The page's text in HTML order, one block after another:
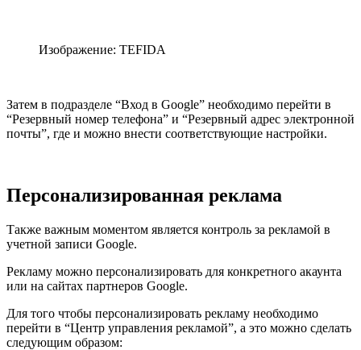
Изображение: TEFIDA
Затем в подразделе “Вход в Google” необходимо перейти в
“Резервный номер телефона” и “Резервный адрес электронной
почты”, где и можно внести соответствующие настройки.
Персонализированная реклама
Также важным моментом является контроль за рекламой в
учетной записи Google.
Рекламу можно персонализировать для конкретного акаунта
или на сайтах партнеров Google.
Для того чтобы персонализировать рекламу необходимо
перейти в “Центр управления рекламой”, а это можно сделать
следующим образом: